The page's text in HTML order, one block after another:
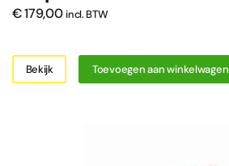
€179,00 incl. BTW
Bekijk Toevoegen aan winkelwagen